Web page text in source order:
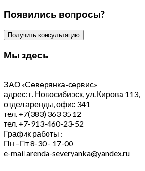
Появились вопросы?
Получить консультацию
Мы здесь
ЗАО «Северянка-сервис»
адрес: г. Новосибирск, ул. Кирова 113,
отдел аренды, офис 341
тел. +7(383) 363 35 12
тел. +7-913-460-23-52
График работы :
Пн –Пт 8-30 - 17-00
e-mail arenda-severyanka@yandex.ru